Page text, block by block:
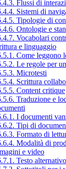
Flussi di
Sistemi di
Tipologie di
Ontologie e
Vocabolari
e linguaggio
Come leggono
Le regole per
Microtesti
Scrittura
Content critique
Traduzione e
I documenti
Tipi di
Formato di
Modalità di
e video
Testo